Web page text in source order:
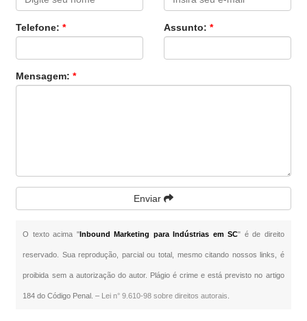
Telefone:* Assunto: *
Mensagem:*
Enviar
O texto acima "Inbound Marketing para Indústrias em SC" é de direito
reservado. Sua reprodução, parcial ou total, mesmo citando nossos links, é
proibida sem a autorização do autor. Plágio é crime e está previsto no artigo
184 do Código Penal. – Lei n° 9.610-98 sobre direitos autorais